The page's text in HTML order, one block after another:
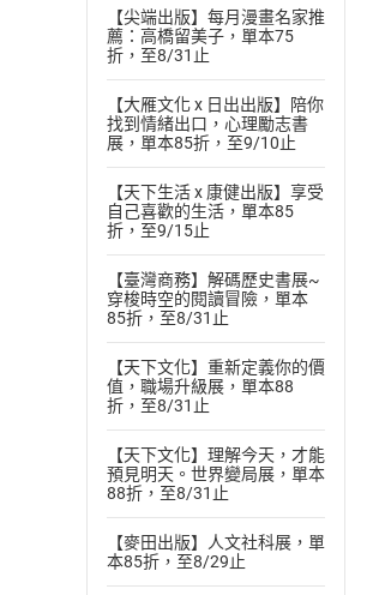
【尖端出版】每月漫畫名家推
薦：高橋留美子，單本75
折，至8/31止
【大雁文化 x 日出出版】陪你
找到情緒出口，心理勵志書
展，單本85折，至9/10止
【天下生活 x 康健出版】享受
自己喜歡的生活，單本85
折，至9/15止
【臺灣商務】解碼歷史書展~
穿梭時空的閱讀冒險，單本
85折，至8/31止
【天下文化】重新定義你的價
值，職場升級展，單本88
折，至8/31止
【天下文化】理解今天，才能
預見明天。世界變局展，單本
88折，至8/31止
【麥田出版】人文社科展，單
本85折，至8/29止